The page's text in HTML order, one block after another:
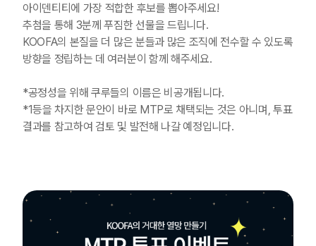
아이덴티티에 가장 적합한 후보를 뽑아주세요!
추첨을 통해 3분께 푸짐한 선물을 드립니다.
KOOFA의 본질을 더 많은 분들과 많은 조직에 전수할 수 있도록
방향을 정립하는 데 여러분이 함께 해주세요.
*공정성을 위해 쿠루들의 이름은 비공개됩니다.
*1등을 차지한 문안이 바로 MTP로 채택되는 것은 아니며, 투표
결과를 참고하여 검토 및 발전해 나갈 예정입니다.